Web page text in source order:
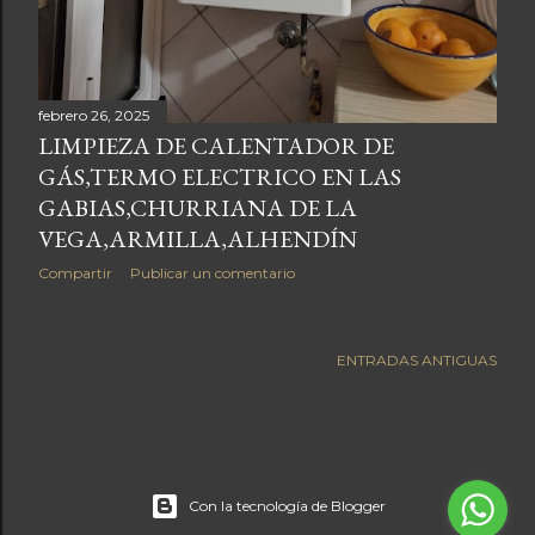
febrero 26, 2025
LIMPIEZA DE CALENTADOR DE
GÁS,TERMO ELECTRICO EN LAS
GABIAS,CHURRIANA DE LA
VEGA,ARMILLA,ALHENDÍN
Compartir Publicar un comentario
ENTRADAS ANTIGUAS
Con la tecnología de Blogger